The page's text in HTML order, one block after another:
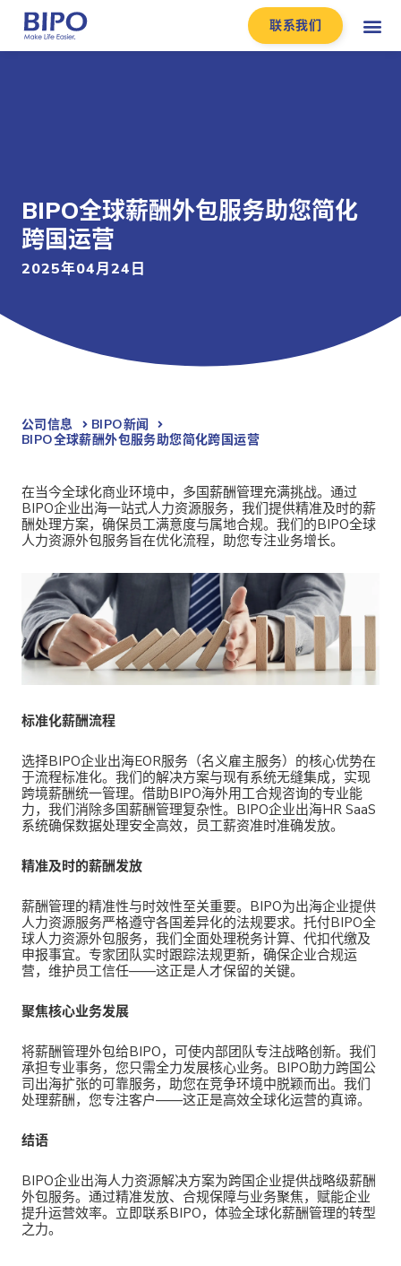
联系我们
BIPO全球薪酬外包服务助您简化
跨国运营
2025年04月24日
公司信息
BIPO新闻​
BIPO全球薪酬外包服务助您简化跨国运营
在当今全球化商业环境中，多国薪酬管理充满挑战。通过
BIPO企业出海一站式人力资源服务，我们提供精准及时的薪
酬处理方案，确保员工满意度与属地合规。我们的BIPO全球
人力资源外包服务旨在优化流程，助您专注业务增长。
标准化薪酬流程
选择BIPO企业出海EOR服务（名义雇主服务）的核心优势在
于流程标准化。我们的解决方案与现有系统无缝集成，实现
跨境薪酬统一管理。借助BIPO海外用工合规咨询的专业能
力，我们消除多国薪酬管理复杂性。BIPO企业出海HR SaaS
系统确保数据处理安全高效，员工薪资准时准确发放。
精准及时的薪酬发放
薪酬管理的精准性与时效性至关重要。 BIPO为出海企业提供
人力资源服务严格遵守各国差异化的法规要求。托付BIPO全
球人力资源外包服务，我们全面处理税务计算、代扣代缴及
申报事宜。专家团队实时跟踪法规更新，确保企业合规运
营，维护员工信任——这正是人才保留的关键。
聚焦核心业务发展
将薪酬管理外包给BIPO，可使内部团队专注战略创新。我们
承担专业事务，您只需全力发展核心业务。 BIPO助力跨国公
司出海扩张的可靠服务，助您在竞争环境中脱颖而出。我们
处理薪酬，您专注客户——这正是高效全球化运营的真谛。
结语
BIPO企业出海人力资源解决方案为跨国企业提供战略级薪酬
外包服务。通过精准发放、合规保障与业务聚焦，赋能企业
提升运营效率。立即联系BIPO，体验全球化薪酬管理的转型
之力。